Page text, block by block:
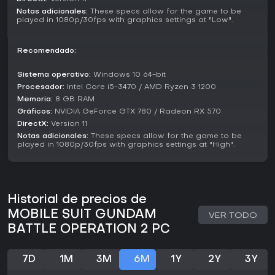
preferencias del grupo.
Construir y pulir tus Mobile Suits es un pilar fundamental de
de partidas o drops semanales, accedes al hangar para
modificar propulsores, blindaje y armamento. Este sistema
te permite adaptar los trajes a roles específicos, como
builds cuerpo a cuerpo para raids o soportes de largo
más rápidas.
El Base Camp actúa como centro neurálgico para estas
¿Merece la pena?
Para fans del combate mecha y multijugador por equipos,
Mobile Suit Gundam Battle Operation 2 ofrece una base
batallas. El gameplay brilla en combates coordinados, ideal
para quienes buscan estrategia en títulos de acción. Sin
Notas adicionales: These specs allow for the game to be
played in 1080p/30fps with graphics settings at "Low".
Recomendado:
Sistema operativo: Windows 10 64-bit
Procesador: Intel Core i5-3470 / AMD Ryzen 3 1200
Memoria: 8 GB RAM
Gráficos: NVIDIA GeForce GTX 780 / Radeon RX 570
DirectX: Version 11
Notas adicionales: These specs allow for the game to be
played in 1080p/30fps with graphics settings at "High".
Historial de precios de
MOBILE SUIT GUNDAM
BATTLE OPERATION 2 PC
VER TODO
7D 1M 3M 6M 1Y 2Y 3Y